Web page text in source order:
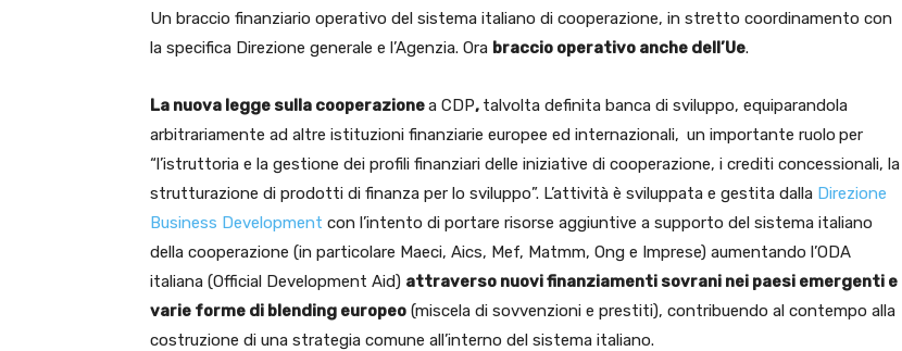
Un braccio finanziario operativo del sistema italiano di cooperazione, in stretto coordinamento con
la specifica Direzione generale e l’Agenzia. Ora braccio operativo anche dell’Ue.
La nuova legge sulla cooperazionea CDP, talvolta definita banca di sviluppo, equiparandola
arbitrariamente ad altre istituzioni finanziarie europee ed internazionali, un importante ruolo per
“l’istruttoria e la gestione dei profili finanziari delle iniziative di cooperazione, i crediti concessionali, la
strutturazione di prodotti di finanza per lo sviluppo”. L’attività è sviluppata e gestita dalla Direzione
Business Development con l’intento di portare risorse aggiuntive a supporto del sistema italiano
della cooperazione (in particolare Maeci, Aics, Mef, Matmm, Ong e Imprese) aumentando l’ODA
italiana (Official Development Aid) attraverso nuovi finanziamenti sovrani nei paesi emergenti e
varie forme di blending europeo (miscela di sovvenzioni e prestiti), contribuendo al contempo alla
costruzione di una strategia comune all’interno del sistema italiano.